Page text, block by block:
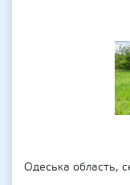
Одеська область,